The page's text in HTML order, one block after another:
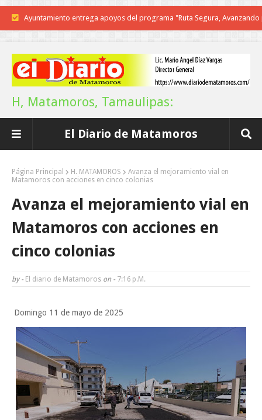
Reconoce Américo labor de la Guardia Nacional en Tamaulipas;
Brindará Familia UAT un moderno espacio con sentido humano en
A Tamaulipas…le llueve sobre mojado
Instala Sector Salud Comité Estatal de Calidad en Salud para
colonia Carlos Salinas de Gortari
Martes en Tu Colonia Renovado acerca servicios y atención directa a
familias de Matamoros
Disney reconoce a nivel mundial talento de estudiante de la UAT
Ayuntamiento entrega apoyos del programa "Ruta Segura,
la Educación"
Sabado, 8 Agosto
H, Matamoros, Tamaulipas:
El Diario de Matamoros
Página Principal H. MATAMOROS
Avanza el mejoramiento vial en
Matamoros con acciones en cinco colonias
Avanza el mejoramiento vial en
Matamoros con acciones en
cinco colonias
by - El diario de Matamoros on - 7:16 P.m.
Domingo 11 de mayo de 2025